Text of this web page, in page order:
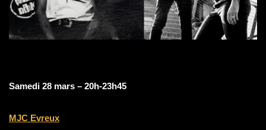
Samedi 28 mars – 20h-23h45
MJC Evreux